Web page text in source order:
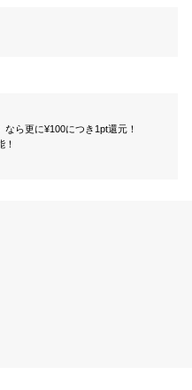
ら更に¥100につき1pt還元！